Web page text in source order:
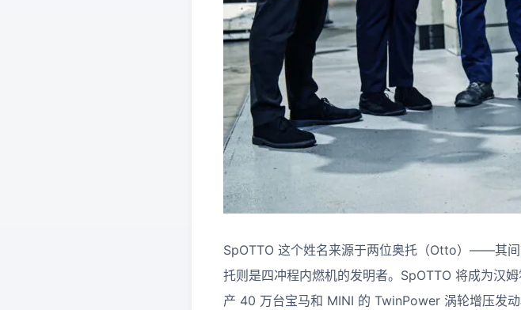
SpOTTO 这个姓名来源于两位奥托（Otto）——其间
托则是四冲程内燃机的发明者。SpOTTO 将成为汉
产 40 万台宝马和 MINI 的 TwinPower 涡轮增压发